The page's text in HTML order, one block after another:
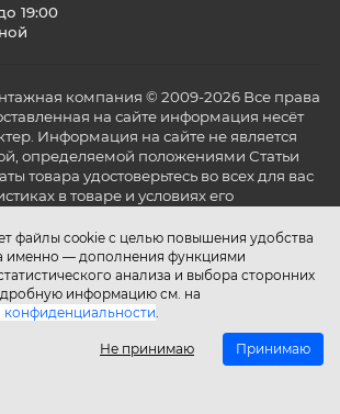
файлы cookie с целью повышения удобства
именно — дополнения функциями
анализа и выбора сторонних
информацию см. на
конфиденциальности.
Не принимаю Принимаю
19:00
компания © 2009-2026 Все права
на сайте информация несёт
Информация на сайте не является
определяемой положениями Статьи
товара удостоверьтесь во всех для вас
в товаре и условиях его